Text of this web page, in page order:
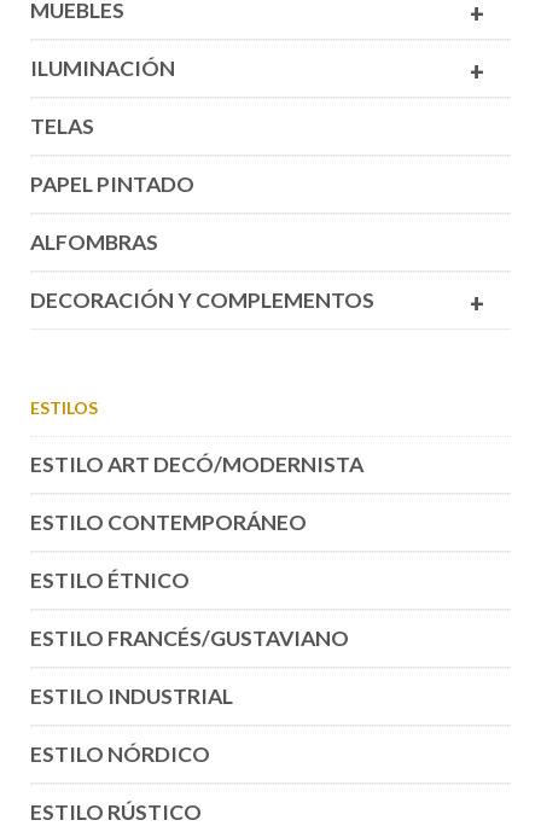
+
MUEBLES
+
ILUMINACIÓN
TELAS
PAPEL PINTADO
ALFOMBRAS
+
DECORACIÓN Y COMPLEMENTOS
ESTILOS
ESTILO ART DECÓ/MODERNISTA
ESTILO CONTEMPORÁNEO
ESTILO ÉTNICO
ESTILO FRANCÉS/GUSTAVIANO
ESTILO INDUSTRIAL
ESTILO NÓRDICO
ESTILO RÚSTICO